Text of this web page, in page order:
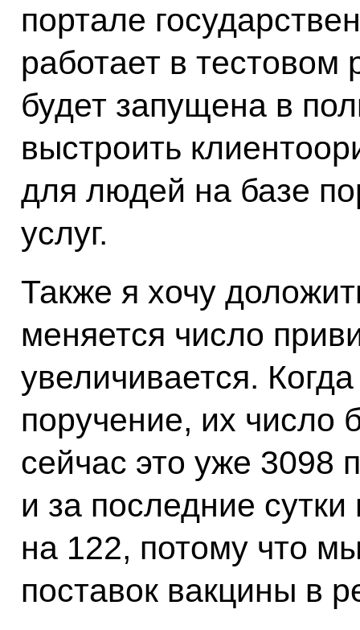
портале
работает в
будет запущена в
выстроить
для людей на базе
услуг.
Также я хочу
меняется число
увеличивается.
поручение, их число
сейчас это уже 3098
и за последние
на 122, потому что
поставок вакцины в